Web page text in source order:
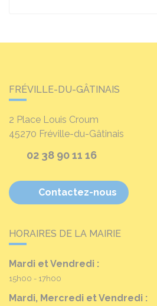
FRÉVILLE-DU-GÂTINAIS
2 Place Louis Croum
45270 Fréville-du-Gâtinais
02 38 90 11 16
Contactez-nous
HORAIRES DE LA MAIRIE
Mardi et Vendredi :
15h00 - 17h00
Mardi, Mercredi et Vendredi :